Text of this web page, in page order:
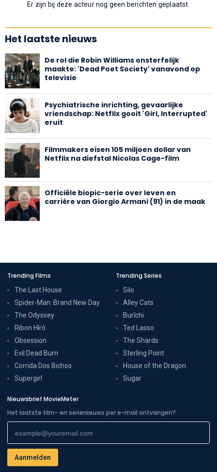
Er zijn bij deze acteur nog geen berichten geplaatst.
Het laatste nieuws
De rol die Robin Williams onsterfelijk
maakte: 'Dead Poet Society' vanavond op
televisie
Psychiatrische inrichting, gevaarlijke
vriendschap: Netflix gooit 'Girl, Interrupted'
eruit
Filmmakers eisen 105 miljoen dollar van
Netflix na diefstal Nicolas Cage-film
Officiële biopic-serie over leven en
carrière van Giorgio Armani (91) in de maak
Trending Films
The Last House
Spider-Man: Brand New Day
The Odyssey
Ribon Hîrô
Obsession
Evil Dead Burn
Corrida Dos Bichos
Supergirl
Trending Series
Silo
Alley Cats
Burīchi
Ted Lasso
The Shards
Sterling Point
House of the Dragon
Sugar
Nieuwsbrief MovieMeter
Het laatste film- en serienieuws per e-mail ontvangen?